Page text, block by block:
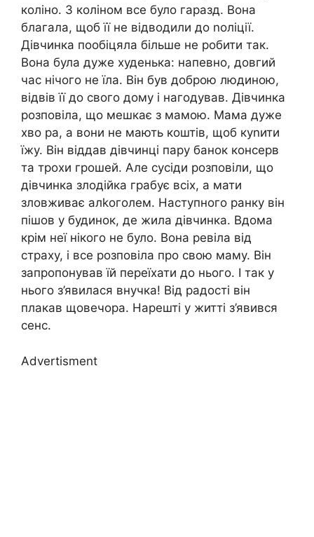
коліно. З коліном все було гаразд. Вона
благала, щоб її не відводили до nоліції.
Дівчинка пообіцяла більше не робити так.
Вона була дуже худенька: напевно, довгий
час нічого не їла. Він був доброю людиною,
відвів її до свого дому і нагодував. Дівчинка
розповіла, що мешкає з мамою. Мама дуже
хво ра, а вони не мають коштів, щоб куnити
їжу. Він віддав дівчинці пару банок консерв
та трохи грошей. Але сусіди розповіли, що
дівчинка злодійка грабує всіх, а мати
зловживає алkоголем. Наступного ранку він
пішов у будинок, де жила дівчинка. Вдома
крім неї нікого не було. Вона ревіла від
страху, і все розповіла про свою маму. Він
запропонував їй переїхати до нього. І так у
нього з’явилася внучка! Від радості він
плакав щовечора. Нарешті у житті з’явився
сенс.
Advertisment